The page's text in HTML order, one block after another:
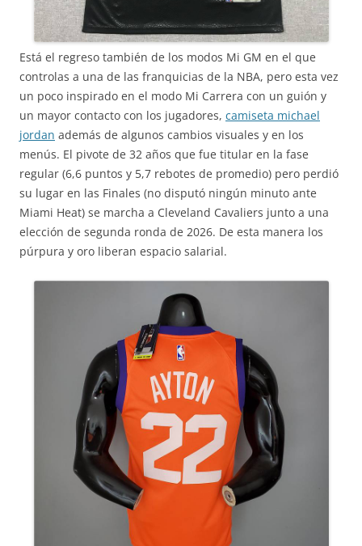
Está el regreso también de los modos Mi GM en el que
controlas a una de las franquicias de la NBA, pero esta vez
un poco inspirado en el modo Mi Carrera con un guión y
un mayor contacto con los jugadores, camiseta michael
jordan además de algunos cambios visuales y en los
menús. El pivote de 32 años que fue titular en la fase
regular (6,6 puntos y 5,7 rebotes de promedio) pero perdió
su lugar en las Finales (no disputó ningún minuto ante
Miami Heat) se marcha a Cleveland Cavaliers junto a una
elección de segunda ronda de 2026. De esta manera los
púrpura y oro liberan espacio salarial.